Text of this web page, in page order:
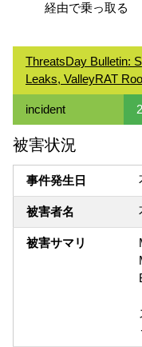
経由で乗っ取る
ThreatsDay Bulletin:
Leaks, ValleyRAT
incident
被害状況
事件発生日
被害者名
被害サマリ